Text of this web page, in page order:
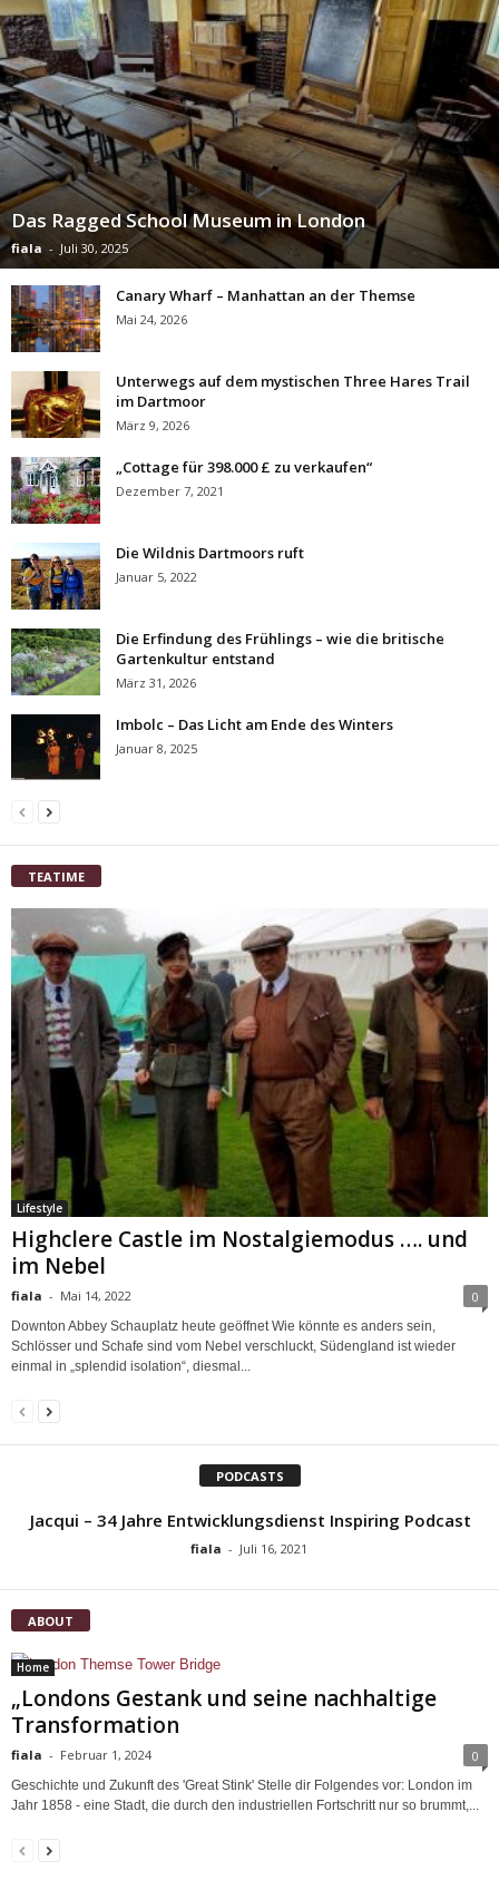
Das Ragged School Museum in London
fiala - Juli 30, 2025
Canary Wharf – Manhattan an der Themse
Mai 24, 2026
Unterwegs auf dem mystischen Three Hares Trail
im Dartmoor
März 9, 2026
„Cottage für 398.000 £ zu verkaufen“
Dezember 7, 2021
Die Wildnis Dartmoors ruft
Januar 5, 2022
Die Erfindung des Frühlings – wie die britische
Gartenkultur entstand
März 31, 2026
Imbolc – Das Licht am Ende des Winters
Januar 8, 2025
TEATIME
Lifestyle
Highclere Castle im Nostalgiemodus …. und
im Nebel
fiala - Mai 14, 2022 0
Downton Abbey Schauplatz heute geöffnet Wie könnte es anders sein,
Schlösser und Schafe sind vom Nebel verschluckt, Südengland ist wieder
einmal in „splendid isolation“, diesmal...
PODCASTS
Jacqui – 34 Jahre Entwicklungsdienst Inspiring Podcast
fiala - Juli 16, 2021
ABOUT
Home
„Londons Gestank und seine nachhaltige
Transformation
fiala - Februar 1, 2024 0
Geschichte und Zukunft des 'Great Stink' Stelle dir Folgendes vor: London im
Jahr 1858 - eine Stadt, die durch den industriellen Fortschritt nur so brummt,...